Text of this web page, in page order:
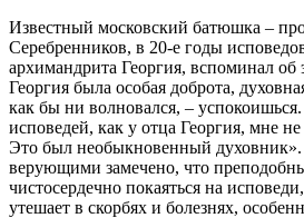
Известный московский батюшка –
Серебренников, в 20-е годы
архимандрита Георгия, вспоминал об
Георгия была особая доброта,
как бы ни волновался, –
исповедей, как у отца Георгия, мне
Это был необыкновенный
верующими замечено, что
чистосердечно покаяться на
утешает в скорбях и болезнях,